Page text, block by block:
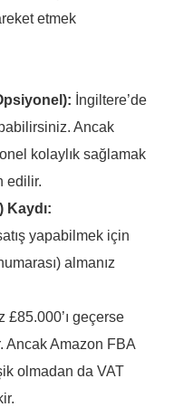
etmek
İngiltere’de
Ancak
kolaylık sağlamak
edilir.
Kaydı:
yapabilmek için
almanız
£85.000’ı geçerse
Ancak Amazon FBA
olmadan da VAT